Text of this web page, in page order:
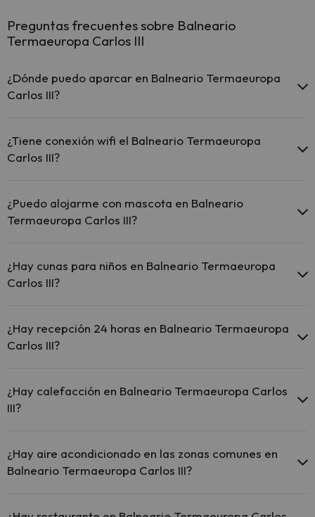
Preguntas frecuentes sobre Balneario
Termaeuropa Carlos III
¿Dónde puedo aparcar en Balneario Termaeuropa
Carlos III?
posibilidades de aparcamiento (bajo disponibilidad):
¿Tiene conexión wifi el Balneario Termaeuropa
Carlos III?
comunes.
¿Puedo alojarme con mascota en Balneario
Termaeuropa Carlos III?
¿Hay cunas para niños en Balneario Termaeuropa
Carlos III?
hotel (solicítalo antes de iniciar tu viaje).
¿Hay recepción 24 horas en Balneario Termaeuropa
Carlos III?
¿Hay calefacción en Balneario Termaeuropa Carlos
III?
comunes.
¿Hay aire acondicionado en las zonas comunes en
Balneario Termaeuropa Carlos III?
zonas comunes.